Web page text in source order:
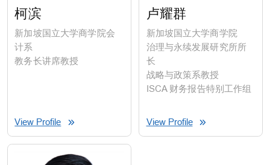
柯滨
新加坡国立大学商学院会
计系
教务长讲席教授
View Profile
卢耀群
新加坡国立大学商学院
治理与永续发展研究所所
长
战略与政策系教授
ISCA 财务报告特别工作组
View Profile